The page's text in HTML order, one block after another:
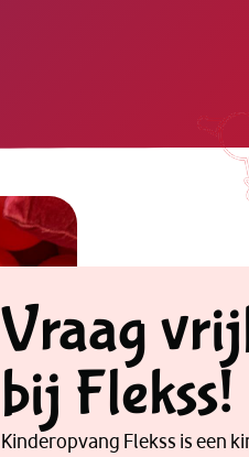
Vraag
bij Flekss!
Kinderopvang Flekss is een